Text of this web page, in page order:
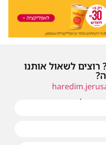
רוצים לשאול אותנו
אליכם בהקדם